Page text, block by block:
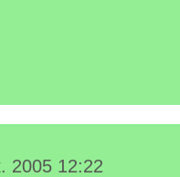
2005 12:22